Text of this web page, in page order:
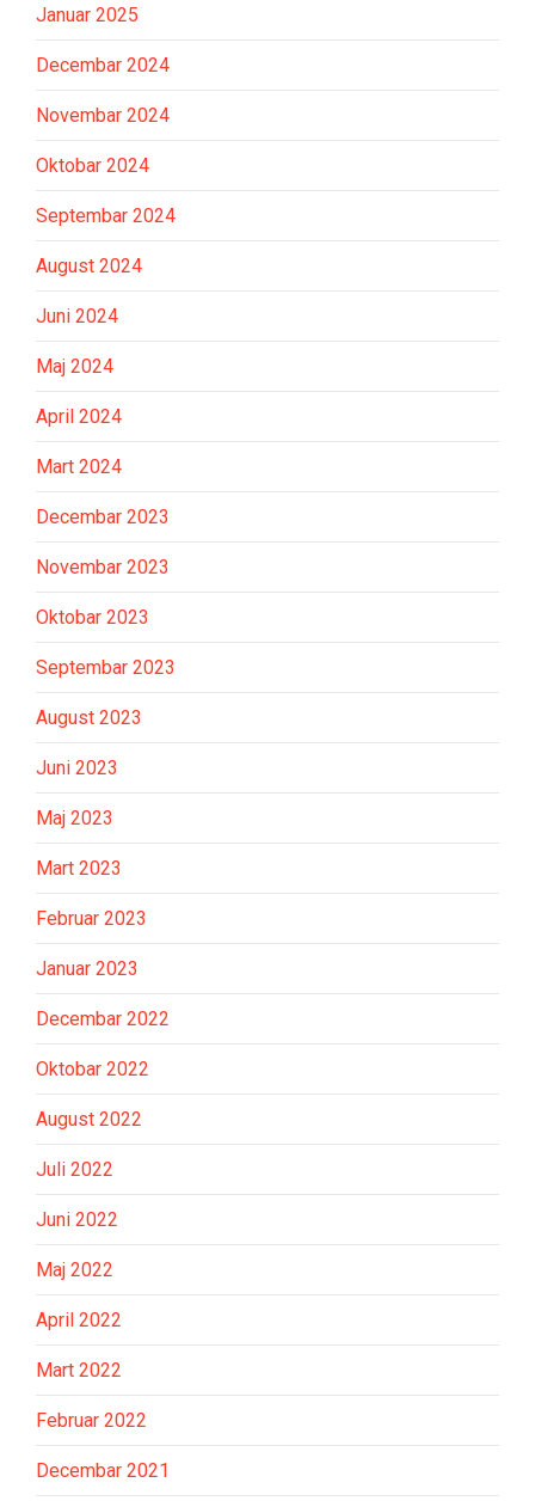
Januar 2025
Decembar 2024
Novembar 2024
Oktobar 2024
Septembar 2024
August 2024
Juni 2024
Maj 2024
April 2024
Mart 2024
Decembar 2023
Novembar 2023
Oktobar 2023
Septembar 2023
August 2023
Juni 2023
Maj 2023
Mart 2023
Februar 2023
Januar 2023
Decembar 2022
Oktobar 2022
August 2022
Juli 2022
Juni 2022
Maj 2022
April 2022
Mart 2022
Februar 2022
Decembar 2021